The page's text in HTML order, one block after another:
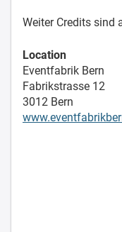
Weiter Credits sind
Location
Eventfabrik Bern
Fabrikstrasse 12
3012 Bern